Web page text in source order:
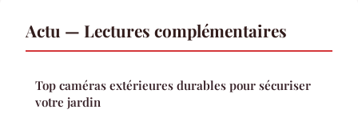
Actu — Lectures complémentaires
Top caméras extérieures durables pour sécuriser
votre jardin